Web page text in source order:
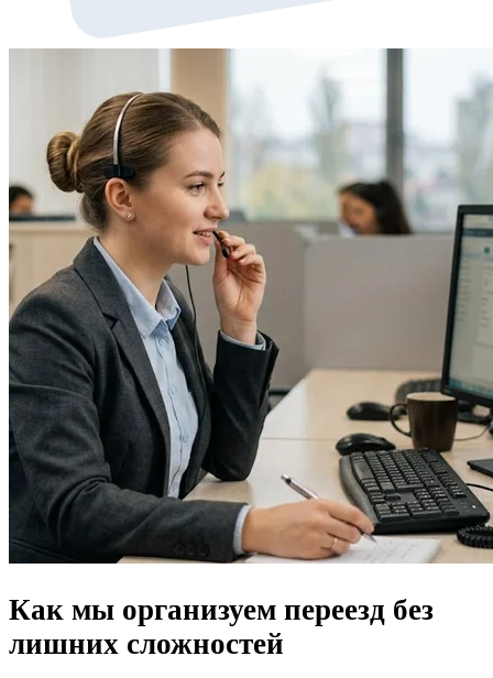
Как мы организуем переезд без
лишних сложностей